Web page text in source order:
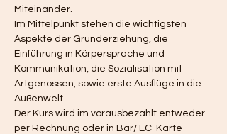
Miteinander.
Im Mittelpunkt stehen die wichtigsten
Aspekte der Grunderziehung, die
Einführung in Körpersprache und
Kommunikation, die Sozialisation mit
Artgenossen, sowie erste Ausflüge in die
Außenwelt.
Der Kurs wird im vorausbezahlt entweder
per Rechnung oder in Bar/ EC-Karte